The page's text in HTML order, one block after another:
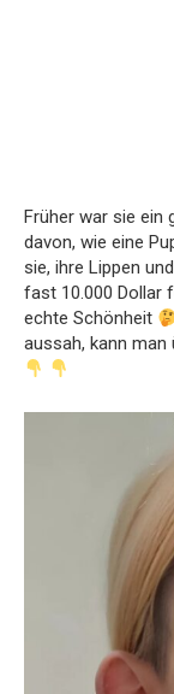
Früher war sie ein
davon, wie eine
sie, ihre Lippen
fast 10.000 Dollar
echte Schönheit
aussah, kann man